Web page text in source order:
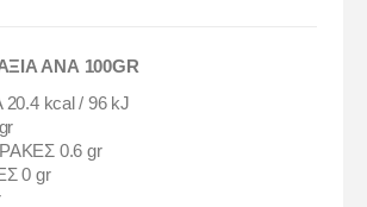
ΑΝΑ 100GR
kcal / 96 kJ
0.6 gr
0 gr